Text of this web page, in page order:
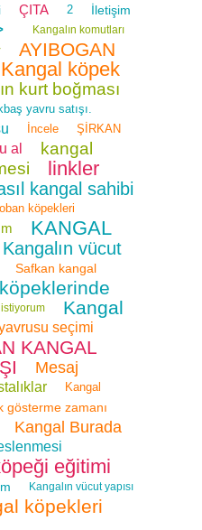
ÇITA 2 İletişim
Kangalın komutları
AYIBOGAN
Kangal köpek
kurt boğması
yavru satışı.
İncele ŞİRKAN
al
kangal
linkler
kangal sahibi
köpekleri
KANGAL
Kangalın vücut
Safkan kangal
Kangal
seçimi
KANGAL
Mesaj
Kangal
gösterme zamanı
Kangal Burada
eğitimi
Kangalın vücut yapısı
köpekleri